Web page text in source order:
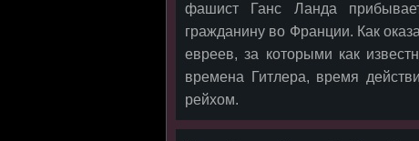
фашист Ганс Ланда
гражданину во Франции. Как
евреев, за которыми как
времена Гитлера, время
рейхом.